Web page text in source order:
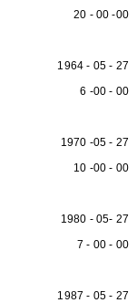
20 - 00 -00
1964 - 05 - 27
6 -00 - 00
1970 -05 - 27
10 -00 - 00
1980 - 05- 27
7 - 00 - 00
1987 - 05 - 27